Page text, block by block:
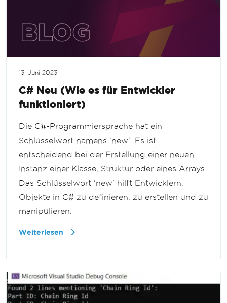
13. Juni 2023
C# Neu (Wie es für Entwickler
funktioniert)
Die C#-Programmiersprache hat ein
Schlüsselwort namens 'new'. Es ist
entscheidend bei der Erstellung einer neuen
Instanz einer Klasse, Struktur oder eines Arrays.
Das Schlüsselwort 'new' hilft Entwicklern,
Objekte in C# zu definieren, zu erstellen und zu
manipulieren.
Weiterlesen